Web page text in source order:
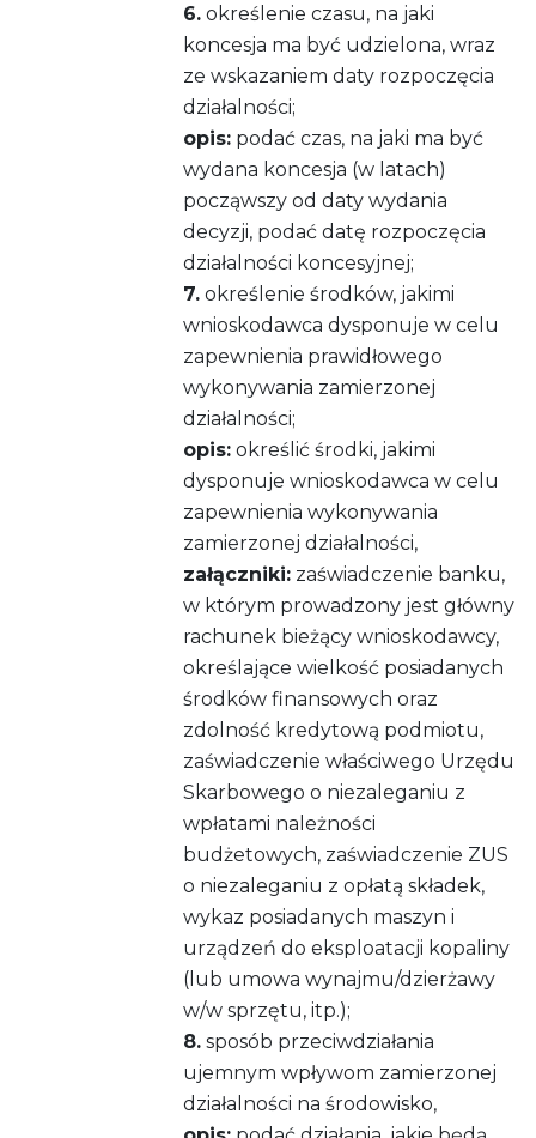
6. określenie czasu, na jaki
koncesja ma być udzielona, wraz
ze wskazaniem daty rozpoczęcia
działalności;
opis: podać czas, na jaki ma być
wydana koncesja (w latach)
począwszy od daty wydania
decyzji, podać datę rozpoczęcia
działalności koncesyjnej;
7. określenie środków, jakimi
wnioskodawca dysponuje w celu
zapewnienia prawidłowego
wykonywania zamierzonej
działalności;
opis: określić środki, jakimi
dysponuje wnioskodawca w celu
zapewnienia wykonywania
zamierzonej działalności,
załączniki: zaświadczenie banku,
w którym prowadzony jest główny
rachunek bieżący wnioskodawcy,
określające wielkość posiadanych
środków finansowych oraz
zdolność kredytową podmiotu,
zaświadczenie właściwego Urzędu
Skarbowego o niezaleganiu z
wpłatami należności
budżetowych, zaświadczenie ZUS
o niezaleganiu z opłatą składek,
wykaz posiadanych maszyn i
urządzeń do eksploatacji kopaliny
(lub umowa wynajmu/dzierżawy
w/w sprzętu, itp.);
8. sposób przeciwdziałania
ujemnym wpływom zamierzonej
działalności na środowisko,